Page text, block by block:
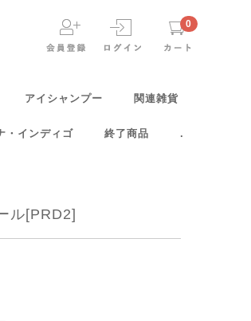
0
アイシャンプー 関連雑貨
・インディゴ 終了商品 .
ル[PRD2]